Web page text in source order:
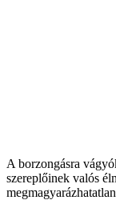
A borzongásra
szereplőinek valós